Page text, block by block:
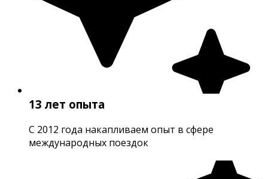
13 лет опыта
С 2012 года накапливаем опыт в сфере
международных поездок